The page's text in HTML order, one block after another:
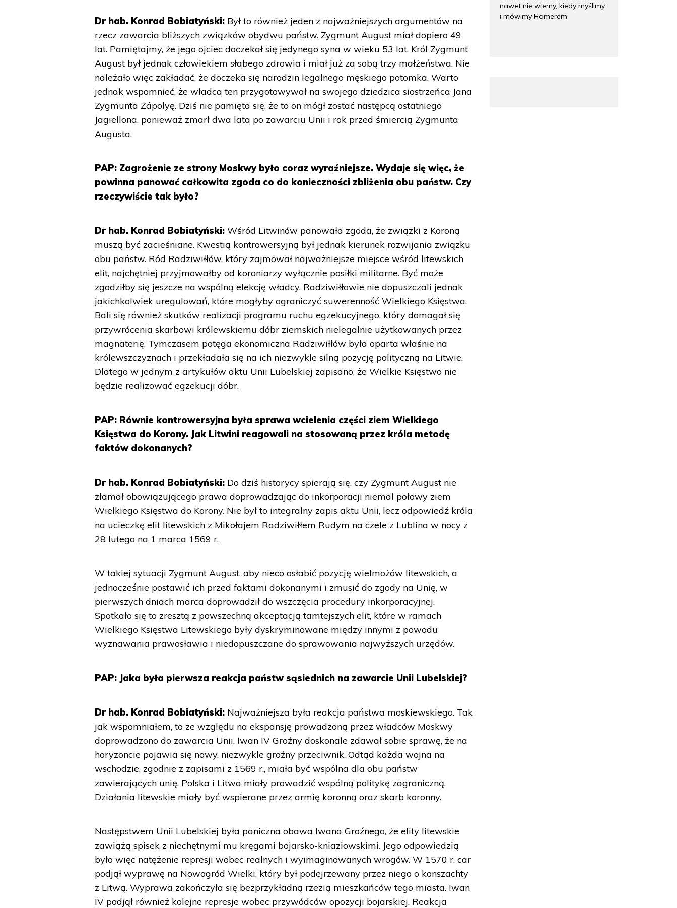
Dr hab. Konrad Bobiatyński: Był to również jeden z najważniejszych argumentów na
rzecz zawarcia bliższych związków obydwu państw. Zygmunt August miał dopiero 49
lat. Pamiętajmy, że jego ojciec doczekał się jedynego syna w wieku 53 lat. Król Zygmunt
August był jednak człowiekiem słabego zdrowia i miał już za sobą trzy małżeństwa. Nie
należało więc zakładać, że doczeka się narodzin legalnego męskiego potomka. Warto
jednak wspomnieć, że władca ten przygotowywał na swojego dziedzica siostrzeńca Jana
Zygmunta Zápolyę. Dziś nie pamięta się, że to on mógł zostać następcą ostatniego
Jagiellona, ponieważ zmarł dwa lata po zawarciu Unii i rok przed śmiercią Zygmunta
Augusta.
PAP: Zagrożenie ze strony Moskwy było coraz wyraźniejsze. Wydaje się więc, że
powinna panować całkowita zgoda co do konieczności zbliżenia obu państw. Czy
rzeczywiście tak było?
Dr hab. Konrad Bobiatyński: Wśród Litwinów panowała zgoda, że związki z Koroną
muszą być zacieśniane. Kwestią kontrowersyjną był jednak kierunek rozwijania związku
obu państw. Ród Radziwiłłów, który zajmował najważniejsze miejsce wśród litewskich
elit, najchętniej przyjmowałby od koroniarzy wyłącznie posiłki militarne. Być może
zgodziłby się jeszcze na wspólną elekcję władcy. Radziwiłłowie nie dopuszczali jednak
jakichkolwiek uregulowań, które mogłyby ograniczyć suwerenność Wielkiego Księstwa.
Bali się również skutków realizacji programu ruchu egzekucyjnego, który domagał się
przywrócenia skarbowi królewskiemu dóbr ziemskich nielegalnie użytkowanych przez
magnaterię. Tymczasem potęga ekonomiczna Radziwiłłów była oparta właśnie na
królewszczyznach i przekładała się na ich niezwykle silną pozycję polityczną na Litwie.
Dlatego w jednym z artykułów aktu Unii Lubelskiej zapisano, że Wielkie Księstwo nie
będzie realizować egzekucji dóbr.
PAP: Równie kontrowersyjna była sprawa wcielenia części ziem Wielkiego
Księstwa do Korony. Jak Litwini reagowali na stosowaną przez króla metodę
faktów dokonanych?
Dr hab. Konrad Bobiatyński: Do dziś historycy spierają się, czy Zygmunt August nie
złamał obowiązującego prawa doprowadzając do inkorporacji niemal połowy ziem
Wielkiego Księstwa do Korony. Nie był to integralny zapis aktu Unii, lecz odpowiedź króla
na ucieczkę elit litewskich z Mikołajem Radziwiłłem Rudym na czele z Lublina w nocy z
28 lutego na 1 marca 1569 r.
W takiej sytuacji Zygmunt August, aby nieco osłabić pozycję wielmożów litewskich, a
jednocześnie postawić ich przed faktami dokonanymi i zmusić do zgody na Unię, w
pierwszych dniach marca doprowadził do wszczęcia procedury inkorporacyjnej.
Spotkało się to zresztą z powszechną akceptacją tamtejszych elit, które w ramach
Wielkiego Księstwa Litewskiego były dyskryminowane między innymi z powodu
wyznawania prawosławia i niedopuszczane do sprawowania najwyższych urzędów.
PAP: Jaka była pierwsza reakcja państw sąsiednich na zawarcie Unii Lubelskiej?
Dr hab. Konrad Bobiatyński: Najważniejsza była reakcja państwa moskiewskiego. Tak
jak wspomniałem, to ze względu na ekspansję prowadzoną przez władców Moskwy
doprowadzono do zawarcia Unii. Iwan IV Groźny doskonale zdawał sobie sprawę, że na
horyzoncie pojawia się nowy, niezwykle groźny przeciwnik. Odtąd każda wojna na
wschodzie, zgodnie z zapisami z 1569 r., miała być wspólna dla obu państw
zawierających unię. Polska i Litwa miały prowadzić wspólną politykę zagraniczną.
Działania litewskie miały być wspierane przez armię koronną oraz skarb koronny.
Następstwem Unii Lubelskiej była paniczna obawa Iwana Groźnego, że elity litewskie
zawiążą spisek z niechętnymi mu kręgami bojarsko-kniaziowskimi. Jego odpowiedzią
było więc natężenie represji wobec realnych i wyimaginowanych wrogów. W 1570 r. car
podjął wyprawę na Nowogród Wielki, który był podejrzewany przez niego o konszachty
z Litwą. Wyprawa zakończyła się bezprzykładną rzezią mieszkańców tego miasta. Iwan
IV podjął również kolejne represje wobec przywódców opozycji bojarskiej. Reakcja
nawet nie wiemy, kiedy myślimy
i mówimy Homerem